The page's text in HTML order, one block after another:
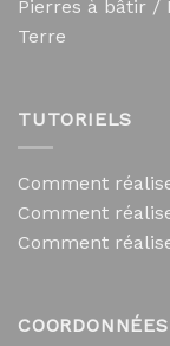
Pierres à bâtir /
Terre
TUTORIELS
Comment
Comment
Comment
COORDONNÉES